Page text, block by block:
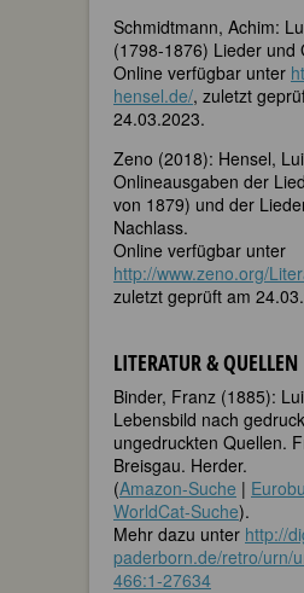
Schmidtmann, Achim:
(1798-1876) Lieder und
Online verfügbar unter
hensel.de/, zuletzt
24.03.2023.
Zeno (2018): Hensel,
Onlineausgaben der
von 1879) und der
Nachlass.
Online verfügbar unter
http://www.zeno.org/
zuletzt geprüft am
LITERATUR & QUELLEN
Binder, Franz (1885):
Lebensbild nach
ungedruckten Quellen.
Breisgau. Herder.
(Amazon-Suche |
WorldCat-Suche).
Mehr dazu unter http://​
paderborn.de​/​retro/​urn/​
466:​1-​27634